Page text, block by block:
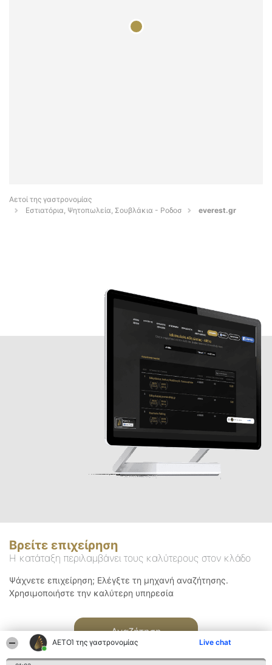
ΑΕΤΟΊ της γαστρονομίας Live chat
Αετοί της γαστρονομίας
Εστιατόρια, Ψητοπωλεία, Σουβλάκια - Ροδοσ
everest.gr
Βρείτε επιχείρηση
Η κατάταξη περιλαμβάνει τους καλύτερους στον κλάδο
Ψάχνετε επιχείρηση; Ελέγξτε τη μηχανή αναζήτησης.
Χρησιμοποιήστε την καλύτερη υπηρεσία
Αναζήτηση